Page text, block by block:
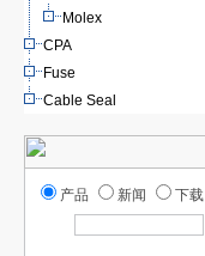
Molex
CPA
Fuse
Cable Seal
产品 新闻 下载